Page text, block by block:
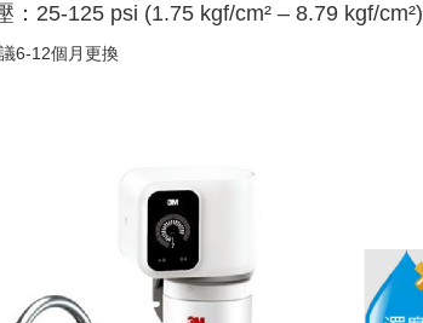
：25-125 psi (1.75 kgf/cm² – 8.79 kgf/cm²)
6-12個月更換